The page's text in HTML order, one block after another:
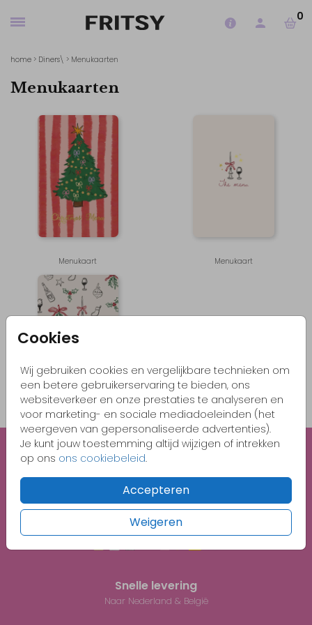
0
Cookies
Wij gebruiken cookies en vergelijkbare technieken om
een betere gebruikerservaring te bieden, ons
websiteverkeer en onze prestaties te analyseren en
voor marketing- en sociale mediadoeleinden (het
weergeven van gepersonaliseerde advertenties).
Je kunt jouw toestemming altijd wijzigen of intrekken
op ons ons cookiebeleid.
Accepteren
Weigeren
home > Diners\ > Menukaarten
Menukaarten
Menukaart Menukaart
Menukaart
Gratis 1e proefdruk met code BABY26
Veilig winkelen en betalen
Snelle levering
Naar Nederland & België